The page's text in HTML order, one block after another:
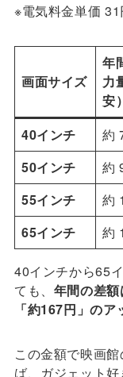
※電気料金単価
画面サイズ
年
力
安）
40インチ 約
50インチ
約
55インチ
約
65インチ
約
40インチから65
ても、 年間の差
「約167円」のア
この金額で映画
ば、ガジェット